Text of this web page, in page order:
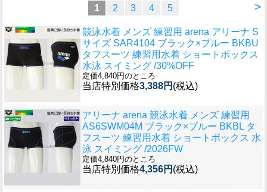
>
1 2 3 4 5
競泳水着 メンズ 練習用 arena アリーナ S
サイズ SAR4104 ブラック×ブルー BKBU
タフスーツ 練習用水着 ショートボックス
水泳 スイミング /30%OFF
定価4,840円のところ
当店特別価格3,388円 (税込)
アリーナ arena 競泳水着 メンズ 練習用
AS6SWM04M ブラック×ブルー BKBL タ
フスーツ 練習用水着 ショートボックス 水
泳 スイミング /2026FW
定価4,840円のところ
当店特別価格4,356円 (税込)